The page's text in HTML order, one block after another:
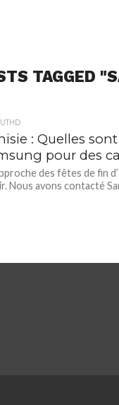
TAGGED
: Quelles
pour des
des fêtes de fin
Nous avons contacté